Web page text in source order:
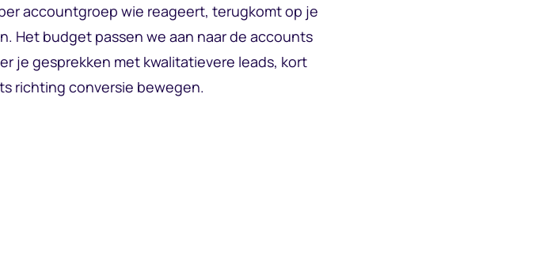
accountgroep wie reageert, terugkomt op je
Het budget passen we aan naar de accounts
je gesprekken met kwalitatievere leads, kort
richting conversie bewegen.